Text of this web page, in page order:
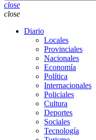
close
close
Diario
Locales
Provinciales
Nacionales
Economía
Política
Internacionales
Policiales
Cultura
Deportes
Sociales
Tecnología